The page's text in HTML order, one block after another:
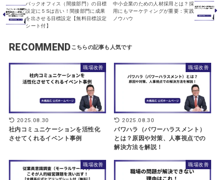
バックオフィス（間接部門）の目標
設定に５Sは古い！間接部門に成果
を出させる目標設定【無料目標設定
シート付】
中小企業のための人材採用とは？採
用にもマーケティングが重要：実践
ノウハウ
RECOMMEND
職場改善
2025.08.30
社内コミュニケーションを活性化
させてくれるイベント事例
職場改善
2025.08.30
パワハラ（パワーハラスメント）
とは？原因や対策、人事視点での
解決方法を解説！
職場改善 職場改善